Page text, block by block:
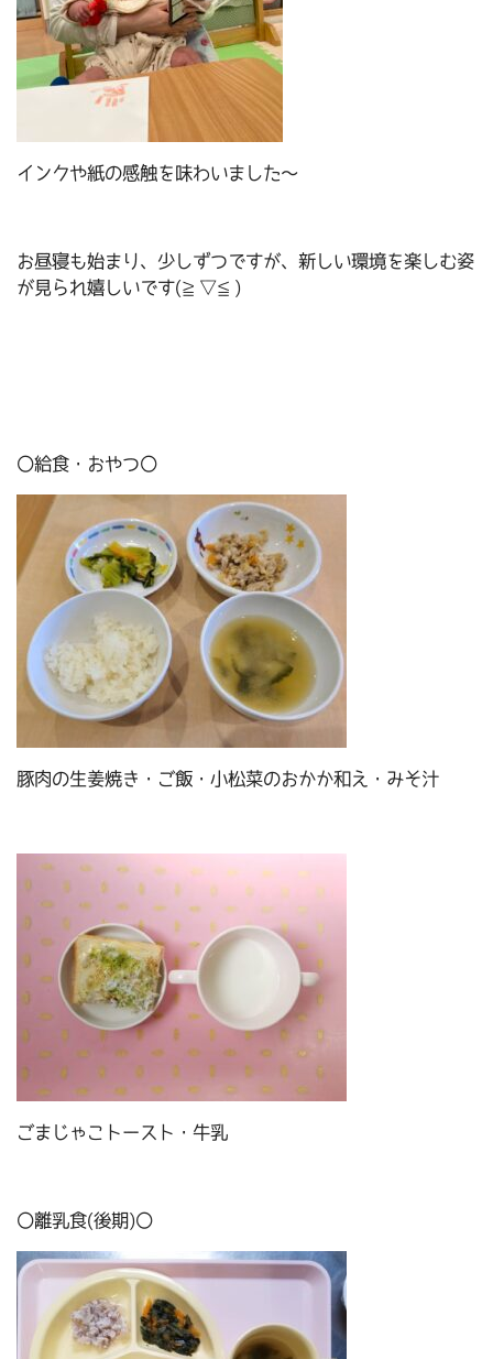
インクや紙の感触を味わいました～
お昼寝も始まり、少しずつですが、新しい環境を楽しむ姿
が見られ嬉しいです(≧▽≦)
〇給食・おやつ〇
豚肉の生姜焼き・ご飯・小松菜のおかか和え・みそ汁
ごまじゃこトースト・牛乳
〇離乳食(後期)〇